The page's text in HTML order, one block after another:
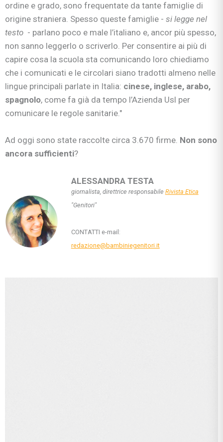
ordine e grado, sono frequentate da tante famiglie di
origine straniera. Spesso queste famiglie - si legge nel
testo - parlano poco e male l’italiano e, ancor più spesso,
non sanno leggerlo o scriverlo. Per consentire ai più di
capire cosa la scuola sta comunicando loro chiediamo
che i comunicati e le circolari siano tradotti almeno nelle
lingue principali parlate in Italia: cinese, inglese, arabo,
spagnolo, come fa già da tempo l’Azienda Usl per
comunicare le regole sanitarie."
Ad oggi sono state raccolte circa 3.670 firme. Non sono
ancora sufficienti?
ALESSANDRA TESTA
giornalista, direttrice responsabile Rivista Etica
"Genitori"
CONTATTI e-mail:
redazione@bambiniegenitori.it